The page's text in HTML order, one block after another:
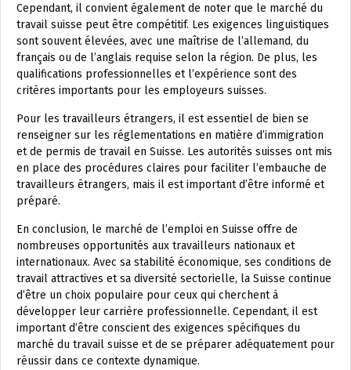
Cependant, il convient également de noter que le marché du
travail suisse peut être compétitif. Les exigences linguistiques
sont souvent élevées, avec une maîtrise de l’allemand, du
français ou de l’anglais requise selon la région. De plus, les
qualifications professionnelles et l’expérience sont des
critères importants pour les employeurs suisses.
Pour les travailleurs étrangers, il est essentiel de bien se
renseigner sur les réglementations en matière d’immigration
et de permis de travail en Suisse. Les autorités suisses ont mis
en place des procédures claires pour faciliter l’embauche de
travailleurs étrangers, mais il est important d’être informé et
préparé.
En conclusion, le marché de l’emploi en Suisse offre de
nombreuses opportunités aux travailleurs nationaux et
internationaux. Avec sa stabilité économique, ses conditions de
travail attractives et sa diversité sectorielle, la Suisse continue
d’être un choix populaire pour ceux qui cherchent à
développer leur carrière professionnelle. Cependant, il est
important d’être conscient des exigences spécifiques du
marché du travail suisse et de se préparer adéquatement pour
réussir dans ce contexte dynamique.